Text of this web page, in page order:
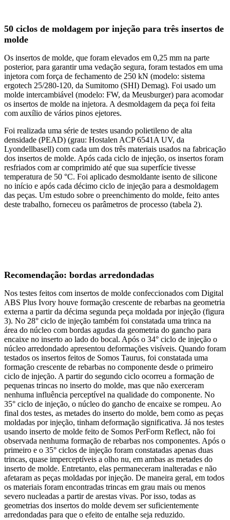
50 ciclos de moldagem por injeção para três insertos de
molde
Os insertos de molde, que foram elevados em 0,25 mm na parte
posterior, para garantir uma vedação segura, foram testados em uma
injetora com força de fechamento de 250 kN (modelo: sistema
ergotech 25/280-120, da Sumitomo (SHI) Demag). Foi usado um
molde intercambiável (modelo: FW, da Meusburger) para acomodar
os insertos de molde na injetora. A desmoldagem da peça foi feita
com auxílio de vários pinos ejetores.
Foi realizada uma série de testes usando polietileno de alta
densidade (PEAD) (grau: Hostalen ACP 6541A UV, da
Lyondellbasell) com cada um dos três materiais usados na fabricação
dos insertos de molde. Após cada ciclo de injeção, os insertos foram
resfriados com ar comprimido até que sua superfície tivesse
temperatura de 50 °C. Foi aplicado desmoldante isento de silicone
no início e após cada décimo ciclo de injeção para a desmoldagem
das peças. Um estudo sobre o preenchimento do molde, feito antes
deste trabalho, forneceu os parâmetros de processo (tabela 2).
Recomendação: bordas arredondadas
Nos testes feitos com insertos de molde confeccionados com Digital
ABS Plus Ivory houve formação crescente de rebarbas na geometria
externa a partir da décima segunda peça moldada por injeção (figura
3). No 28° ciclo de injeção também foi constatada uma trinca na
área do núcleo com bordas agudas da geometria do gancho para
encaixe no inserto ao lado do bocal. Após o 34° ciclo de injeção o
núcleo arredondado apresentou deformações visíveis. Quando foram
testados os insertos feitos de Somos Taurus, foi constatada uma
formação crescente de rebarbas no componente desde o primeiro
ciclo de injeção. A partir do segundo ciclo ocorreu a formação de
pequenas trincas no inserto do molde, mas que não exerceram
nenhuma influência perceptível na qualidade do componente. No
35° ciclo de injeção, o núcleo do gancho de encaixe se rompeu. Ao
final dos testes, as metades do inserto do molde, bem como as peças
moldadas por injeção, tinham deformação significativa. Já nos testes
usando inserto de molde feito de Somos PerForm Reflect, não foi
observada nenhuma formação de rebarbas nos componentes. Após o
primeiro e o 35° ciclos de injeção foram constatadas apenas duas
trincas, quase imperceptíveis a olho nu, em ambas as metades do
inserto de molde. Entretanto, elas permaneceram inalteradas e não
afetaram as peças moldadas por injeção. De maneira geral, em todos
os materiais foram encontradas trincas em grau mais ou menos
severo nucleadas a partir de arestas vivas. Por isso, todas as
geometrias dos insertos do molde devem ser suficientemente
arredondadas para que o efeito de entalhe seja reduzido.